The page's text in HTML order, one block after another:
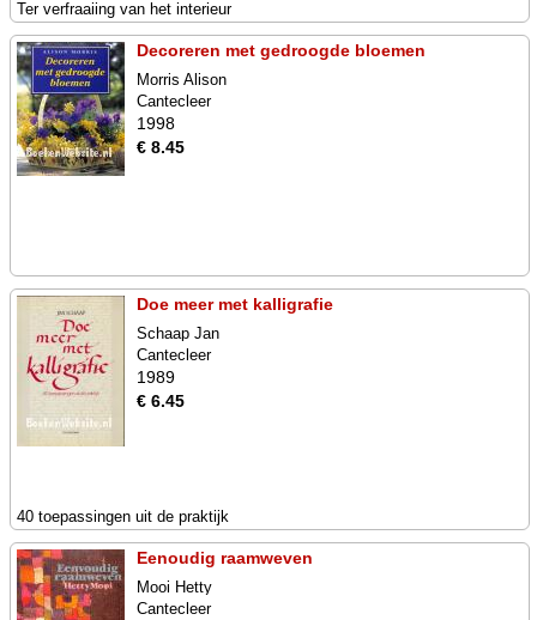
Ter verfraaiing van het interieur
Decoreren met gedroogde bloemen
Morris Alison
Cantecleer
1998
€ 8.45
Doe meer met kalligrafie
Schaap Jan
Cantecleer
1989
€ 6.45
40 toepassingen uit de praktijk
Eenoudig raamweven
Mooi Hetty
Cantecleer